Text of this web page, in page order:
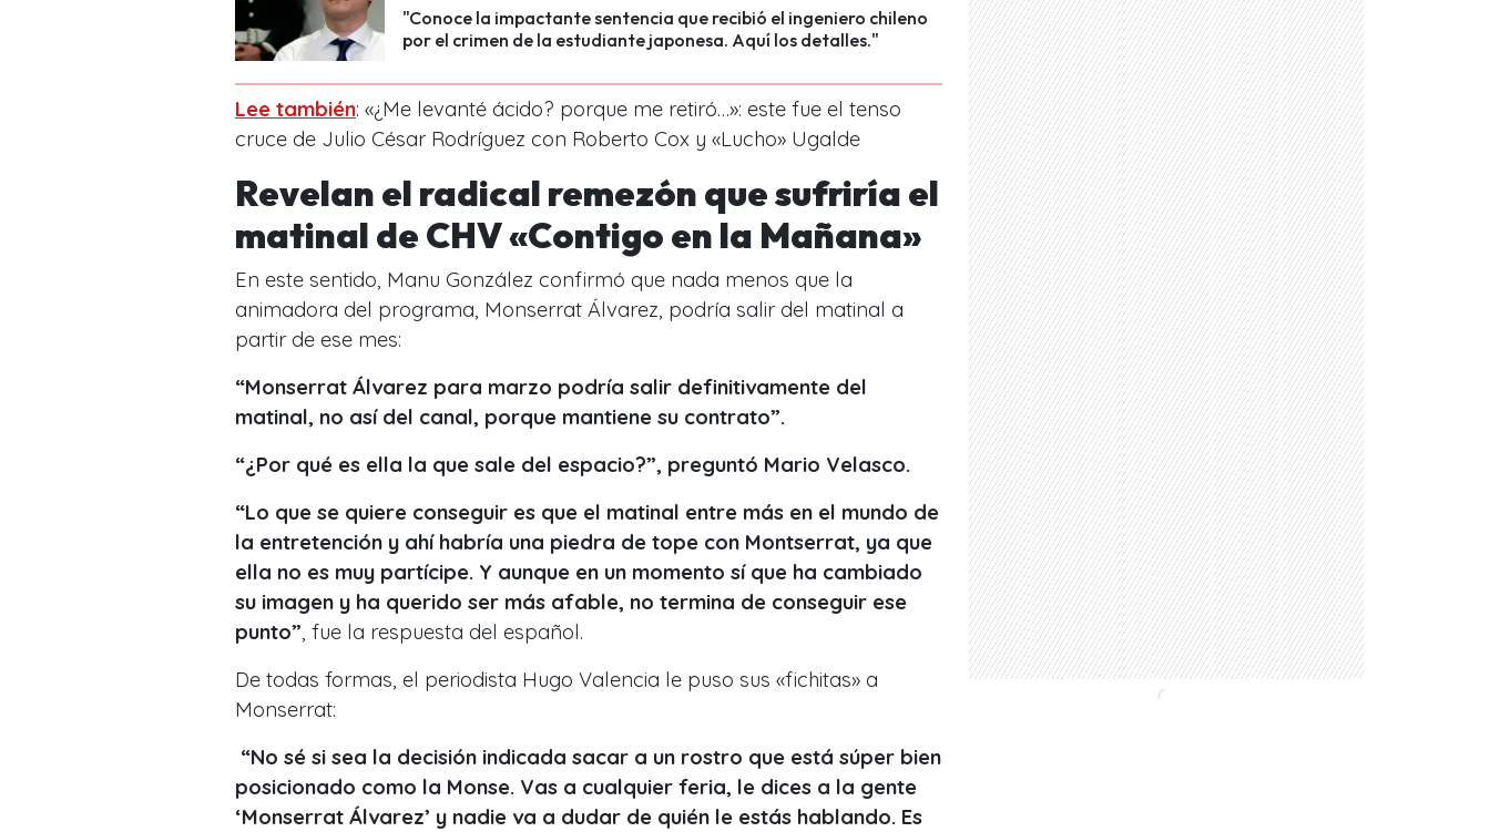
"Conoce la impactante sentencia que recibió el ingeniero chileno
por el crimen de la estudiante japonesa. Aquí los detalles."
Lee también: «¿Me levanté ácido? porque me retiró…»: este fue el tenso
cruce de Julio César Rodríguez con Roberto Cox y «Lucho» Ugalde
Revelan el radical remezón que sufriría el
matinal de CHV «Contigo en la Mañana»
En este sentido, Manu González confirmó que nada menos que la
animadora del programa, Monserrat Álvarez, podría salir del matinal a
partir de ese mes:
“Monserrat Álvarez para marzo podría salir definitivamente del
matinal, no así del canal, porque mantiene su contrato”.
“¿Por qué es ella la que sale del espacio?”, preguntó Mario Velasco.
“Lo que se quiere conseguir es que el matinal entre más en el mundo de
la entretención y ahí habría una piedra de tope con Montserrat, ya que
ella no es muy partícipe. Y aunque en un momento sí que ha cambiado
su imagen y ha querido ser más afable, no termina de conseguir ese
punto” , fue la respuesta del español.
De todas formas, el periodista Hugo Valencia le puso sus «fichitas» a
Monserrat:
“No sé si sea la decisión indicada sacar a un rostro que está súper bien
posicionado como la Monse. Vas a cualquier feria, le dices a la gente
‘Monserrat Álvarez’ y nadie va a dudar de quién le estás hablando. Es